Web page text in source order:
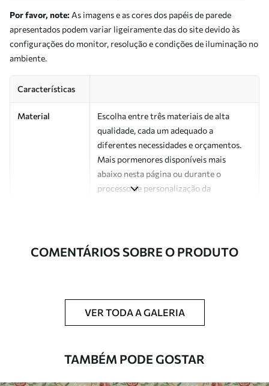
Por favor, note: As imagens e as cores dos papéis de parede
apresentados podem variar ligeiramente das do site devido às
configurações do monitor, resolução e condições de iluminação no
ambiente.
Características
Material
Escolha entre três materiais de alta
qualidade, cada um adequado a
diferentes necessidades e orçamentos.
Mais pormenores disponíveis mais
abaixo nesta página ou durante o
processo de personalização da
Número do
a01169v1
Acabamento Semibrilhante.
Impresso sob encomenda e entregue em
adicionais
Disponível com revestimento de verniz
e/ou adesivo para papel de parede.
COMENTÁRIOS SOBRE O PRODUTO
VER TODA A GALERIA
TAMBÉM PODE GOSTAR